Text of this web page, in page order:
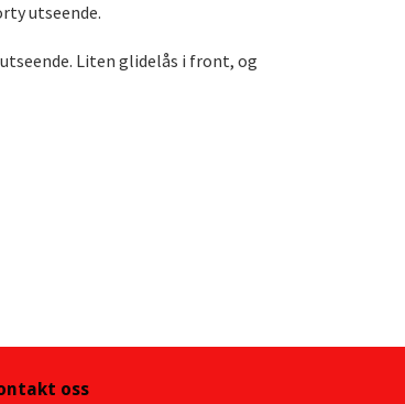
utseende.
Liten glidelås i front, og
oss